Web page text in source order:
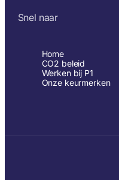
Snel naar
Home
CO2 beleid
Werken bij P1
Onze keurmerken